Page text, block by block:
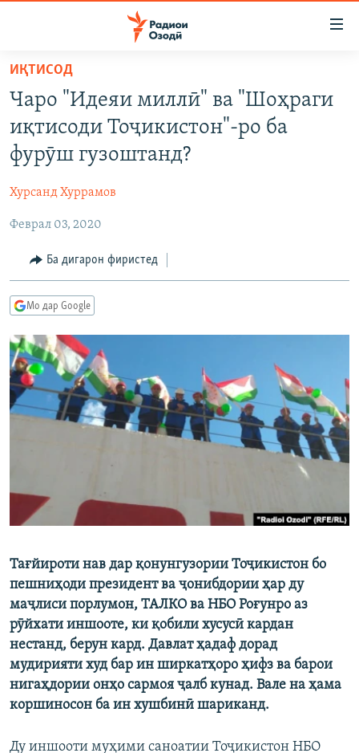
Ҷаҳиш
мояи
аслӣ
Ҷаҳиш
ба
феҳристи
аслӣ
Ҷаҳиш
ҷустор
ГӮШАҲО
СИЁСАТ
ҚАЗИЯИ "КРОКУС"
ОСИЁИ МАРКАЗӢ
ФАРҲАНГ
ВАРЗИШ
ГАПИ ОЗОД
РӮЗГОРИ МУҲОҶИР
ТАҲҚИҚОТ
ҶАНГ ДАР УКРАИНА
НАЗАРИ МАРДУМ
ОЗОДӢ ОНЛАЙН
ВИДЕО
НИГОРИСТОН
ГУЗОРИШҲОИ РАДИОӢ
РӮЙХАТҲО
КИТОБҲОИ ОЗОДӢ
Русский
ПАЙГИРӢ КУНЕД
ИҚТИСОД
Чаро "Идеяи миллӣ" ва "Шоҳраги
иқтисоди Тоҷикистон"-ро ба
фурӯш гузоштанд?
Хурсанд Хуррамов
Феврал 03, 2020
Ба дигарон фиристед
Мо дар Google
Тағйироти нав дар қонунгузории Тоҷикистон бо
пешниҳоди президент ва ҷонибдории ҳар ду
маҷлиси порлумон, ТАЛКО ва НБО Роғунро аз
рӯйхати иншооте, ки қобили хусусӣ кардан
нестанд, берун кард. Давлат ҳадаф дорад
мудирияти худ бар ин ширкатҳоро ҳифз ва барои
нигаҳдории онҳо сармоя ҷалб кунад. Вале на ҳама
коршиносон ба ин хушбинӣ шариканд.
Ду иншооти муҳими саноатии Тоҷикистон НБО